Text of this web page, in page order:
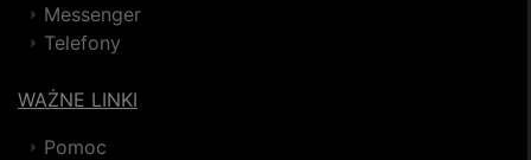
Messenger
Telefony
WAŻNE LINKI
Pomoc